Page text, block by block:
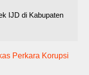
IJD di Kabupaten
Perkara Korupsi